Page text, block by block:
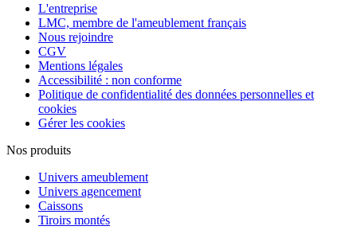
L'entreprise
LMC, membre de l'ameublement français
Nous rejoindre
CGV
Mentions légales
Accessibilité : non conforme
Politique de confidentialité des données personnelles et
cookies
Gérer les cookies
Nos produits
Univers ameublement
Univers agencement
Caissons
Tiroirs montés